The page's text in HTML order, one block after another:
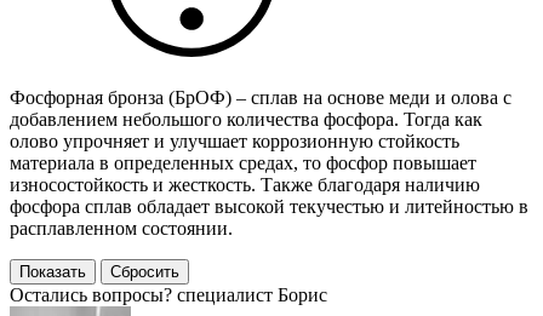
Фосфорная бронза (БрОФ) – сплав на основе меди и олова с
добавлением небольшого количества фосфора. Тогда как
олово упрочняет и улучшает коррозионную стойкость
материала в определенных средах, то фосфор повышает
износостойкость и жесткость. Также благодаря наличию
фосфора сплав обладает высокой текучестью и литейностью в
расплавленном состоянии.
Остались вопросы? специалист Борис